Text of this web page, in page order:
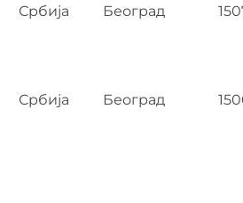
Србија Београд
Србија Београд